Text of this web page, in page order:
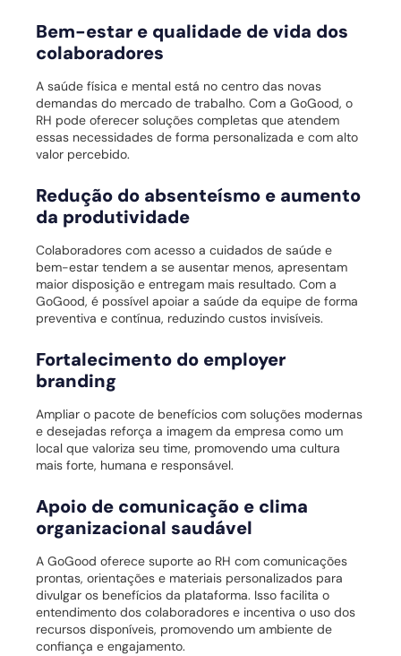
Bem-estar e qualidade de vida dos
colaboradores
A saúde física e mental está no centro das novas
demandas do mercado de trabalho. Com a GoGood, o
RH pode oferecer soluções completas que atendem
essas necessidades de forma personalizada e com alto
valor percebido.
Redução do absenteísmo e aumento
da produtividade
Colaboradores com acesso a cuidados de saúde e
bem-estar tendem a se ausentar menos, apresentam
maior disposição e entregam mais resultado. Com a
GoGood, é possível apoiar a saúde da equipe de forma
preventiva e contínua, reduzindo custos invisíveis.
Fortalecimento do employer
branding
Ampliar o pacote de benefícios com soluções modernas
e desejadas reforça a imagem da empresa como um
local que valoriza seu time, promovendo uma cultura
mais forte, humana e responsável.
Apoio de comunicação e clima
organizacional saudável
A GoGood oferece suporte ao RH com comunicações
prontas, orientações e materiais personalizados para
divulgar os benefícios da plataforma. Isso facilita o
entendimento dos colaboradores e incentiva o uso dos
recursos disponíveis, promovendo um ambiente de
confiança e engajamento.